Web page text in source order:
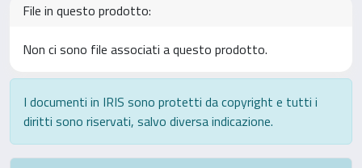
File in questo prodotto:
Non ci sono file associati a questo prodotto.
I documenti in IRIS sono protetti da copyright e tutti i
diritti sono riservati, salvo diversa indicazione.